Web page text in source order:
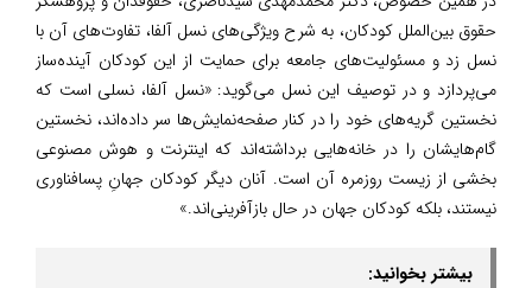
حقوق بین‌الملل کودکان، به شرح ویژگی‌های نسل آلفا، تفاوت‌های آن با
نسل زد و مسئولیت‌های جامعه برای حمایت از این کودکان آینده‌ساز
می‌پردازد و در توصیف این نسل می‌گوید: «نسل آلفا، نسلی است که
نخستین گریه‌های خود را در کنار صفحه‌نمایش‌ها سر داده‌اند، نخستین
گام‌هایشان را در خانه‌هایی برداشته‌اند که اینترنت و هوش مصنوعی
بخشی از زیست روزمره آن است. آنان دیگر کودکان جهانِ پسافناوری
نیستند، بلکه کودکان جهان در حال بازآفرینی‌اند.»
بیشتر بخوانید: